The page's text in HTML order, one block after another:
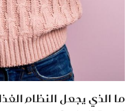
ما الذي يجعل النظام